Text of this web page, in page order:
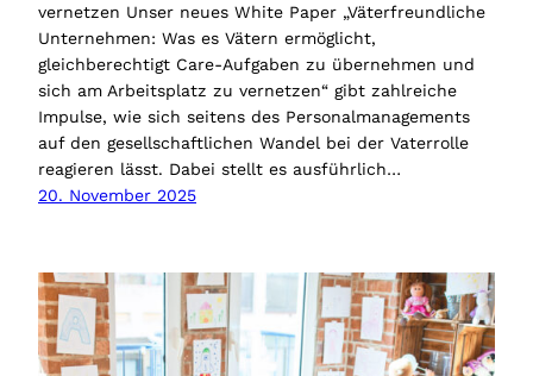
vernetzen Unser neues White Paper „Väterfreundliche
Unternehmen: Was es Vätern ermöglicht,
gleichberechtigt Care-Aufgaben zu übernehmen und
sich am Arbeitsplatz zu vernetzen“ gibt zahlreiche
Impulse, wie sich seitens des Personalmanagements
auf den gesellschaftlichen Wandel bei der Vaterrolle
reagieren lässt. Dabei stellt es ausführlich…
20. November 2025